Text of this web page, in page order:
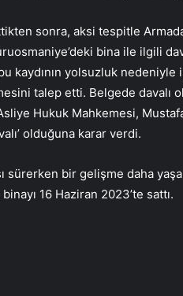
sonra, aksi tespitle Armada
bina ile ilgili
kaydının yolsuzluk
talep etti. Belgede davalı
Hukuk Mahkemesi,
olduğuna karar verdi.
sürerken bir gelişme daha
16 Haziran 2023’te sattı.